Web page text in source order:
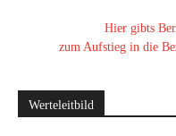
Hier gibts
zum Aufstieg in die
Werteleitbild